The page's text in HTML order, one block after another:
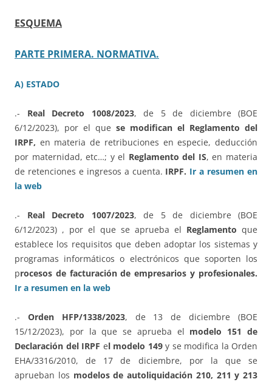
ESQUEMA
PARTE PRIMERA. NORMATIVA.
A) ESTADO
.- Real Decreto 1008/2023, de 5 de diciembre (BOE
6/12/2023), por el que se modifican el Reglamento del
IRPF, en materia de retribuciones en especie, deducción
por maternidad, etc…; y el Reglamento del IS, en materia
de retenciones e ingresos a cuenta. IRPF. Ir a resumen en
la web
.- Real Decreto 1007/2023, de 5 de diciembre (BOE
6/12/2023) , por el que se aprueba el Reglamento que
establece los requisitos que deben adoptar los sistemas y
programas informáticos o electrónicos que soporten los
procesos de facturación de empresarios y profesionales.
Ir a resumen en la web
.- Orden HFP/1338/2023, de 13 de diciembre (BOE
15/12/2023), por la que se aprueba el modelo 151 de
Declaración del IRPF el modelo 149y se modifica la Orden
EHA/3316/2010, de 17 de diciembre, por la que se
aprueban los modelos de autoliquidación 210, 211 y 213